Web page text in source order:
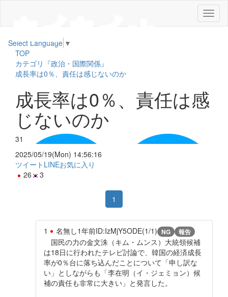
メ
ニ
Select Language ▼
TOP
カテゴリ『政治・国際関係』
成長率は0％、責任は感じないのか
成長率は0％、責任は感
じないのか
31
2025/05/19(Mon) 14:56:16
ツイート LINEお気に入り
26
3
1
1 名無し1年前ID:IzMjY5ODE(1/1) NG 報告
国民の力の金文洙（キム・ムンス）大統領候補
は18日に行われたテレビ討論で、韓国の経済成長
率が0％台に落ち込んだことについて「申し訳な
い」としながらも「李在明（イ・ジェミョン）候
補の責任も非常に大きい」と発言した。